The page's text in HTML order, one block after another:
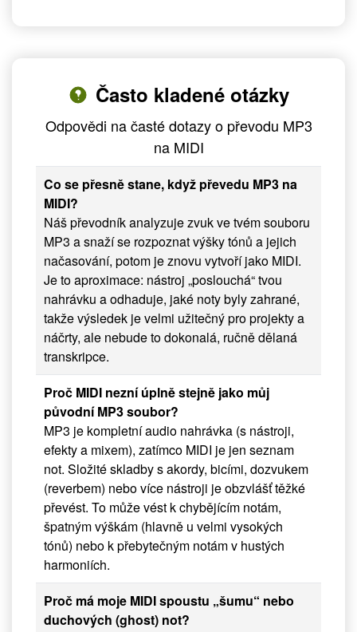
Často kladené otázky
Odpovědi na časté dotazy o převodu MP3
na MIDI
Co se přesně stane, když převedu MP3 na
MIDI?
Náš převodník analyzuje zvuk ve tvém souboru
MP3 a snaží se rozpoznat výšky tónů a jejich
načasování, potom je znovu vytvoří jako MIDI.
Je to aproximace: nástroj „poslouchá“ tvou
nahrávku a odhaduje, jaké noty byly zahrané,
takže výsledek je velmi užitečný pro projekty a
náčrty, ale nebude to dokonalá, ručně dělaná
transkripce.
Proč MIDI nezní úplně stejně jako můj
původní MP3 soubor?
MP3 je kompletní audio nahrávka (s nástroji,
efekty a mixem), zatímco MIDI je jen seznam
not. Složité skladby s akordy, bicími, dozvukem
(reverbem) nebo více nástroji je obzvlášť těžké
převést. To může vést k chybějícím notám,
špatným výškám (hlavně u velmi vysokých
tónů) nebo k přebytečným notám v hustých
harmoniích.
Proč má moje MIDI spoustu „šumu“ nebo
duchových (ghost) not?